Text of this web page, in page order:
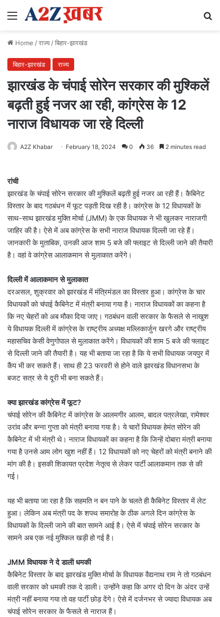
Menu
Home /राज्य/बिहार-झारखंड
बिहार-झारखंड राज्य
झारखंड के चंपाई सोरेन सरकार की मुश्किलें
बढ़ती हुई नजर आ रही, कांग्रेस के 12
नाराज विधायक जा रहे दिल्ली
A2Z Khabar February 18, 2024 0 36 2 minutes read
रांची
झारखंड के चंपाई सोरेन सरकार की मुश्किलें बढ़ती हुई नजर आ रही हैं। कैबिनेट
विस्तार के बाद गठबंधन में फूट पड़ती दिख रही है। कांग्रेस के 12 विधायकों के
साथ-साथ झारखंड मुक्ति मोर्चा (JMM) के एक विधायक ने भी खुलकर नाराजगी
जाहिर की है। ऐसे में अब कांग्रेस के सभी नाराज विधायक दिल्ली जा रहे हैं।
जानकारी के मुताबिक, उनकी आज शाम 5 बजे की फ्लाइट से दिल्ली जाने की तैयारी
है। वहां वे कांग्रेस आलाकमान से मुलाकात करेंगे।
दिल्ली में आलाकमान से मुलाकात
दरअसल, शुक्रवार को झारखंड में मंत्रिमंडल का विस्तार हुआ। कांग्रेस के चार
विधायकों को चंपाई कैबिनेट में मंत्री बनाया गया है। नाराज विधायकों का कहना है
कि नए चेहरों को अब मौका दिया जाए। गठबंधन वाली सरकार के फैसले से नाखुश
ये विधायक दिल्ली में कांग्रेस के राष्ट्रीय अध्यक्ष मल्लिकार्जुन खरगे और राष्ट्रीय
महासचिव केसी वेणुगोपाल से मुलाकात करेंगे। विधायकों की शाम 5 बजे की फ्लाइट
से दिल्ली जाने की तैयारी है। यह भी बताया जा रहा है कि ये सभी विधायक जयपुर में
कैंप भी कर सकते हैं। साथ ही 23 फरवरी से होने वाले झारखंड विधानसभा के
बजट सत्र से ये दूरी भी बना सकते हैं।
क्या झारखंड कांग्रेस में फूट?
चंपाई सोरेन की कैबिनेट में कांग्रेस के आलमगीर आलम, बादल पत्रलेखा, रामेश्वर
उरांव और बन्ना गुप्ता को मंत्री बनाया गया है। ये चारों विधायक हेमंत सोरेन की
कैबिनेट में भी मंत्री थे। नाराज विधायकों का कहना है कि जिन्हें दोबारा मंत्री बनाया
गया है उनसे आम लोग खुश नहीं हैं। 12 विधायकों को नए चेहरों को मंत्री बनाने की
मांग की है। इसकी शिकायत प्रदेश नेतृत्व से लेकर पार्टी आलाकमान तक से की
गई।
यह भी बताया जा रहा है कि सहमति न बन पाने के चलते ही कैबिनेट विस्तार में लेट
हुआ। लेकिन अब मंत्री पद के शपथ समारोह के ठीक अगले दिन कांग्रेस के
विधायकों के दिल्ली जाने की बात सामने आई है। ऐसे में चंपाई सोरेन सरकार के
सामने अब एक नई मुश्किल खड़ी हो गई है।
JMM विधायक ने दे डाली धमकी
कैबिनेट विस्तार के बाद झारखंड मुक्ति मोर्चा के विधायक वैद्यनाथ राम ने तो गठबंधन
वाली सरकार को धमकी तक दे डाली। उन्होंने कहा कि अगर दो दिन के अंदर उन्हें
मंत्री नहीं बनाया गया तो वह पार्टी छोड़ देंगे। ऐसे में दर्जनभर से ज्यादा विधायक अब
चंपाई सोरेन सरकार के फैसले से नाराज हैं।